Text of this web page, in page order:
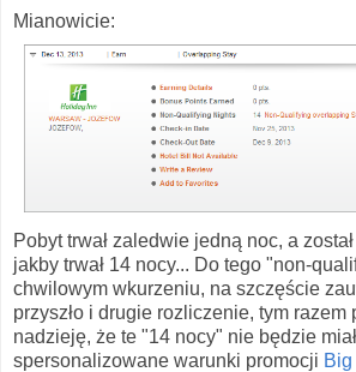
Mianowicie:
Pobyt trwał zaledwie jedną noc, a
jakby trwał 14 nocy... Do tego "non-
chwilowym wkurzeniu, na szczęście
przyszło i drugie rozliczenie, tym razem
nadzieję, że te "14 nocy" nie będzie
spersonalizowane warunki promocji